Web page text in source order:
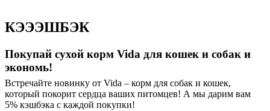
КЭЭЭШБЭК
Покупай сухой корм Vida для кошек и собак и
экономь!
Встречайте новинку от Vida – корм для собак и кошек,
который покорит сердца ваших питомцев! А мы дарим вам
5% кэшбэка с каждой покупки!